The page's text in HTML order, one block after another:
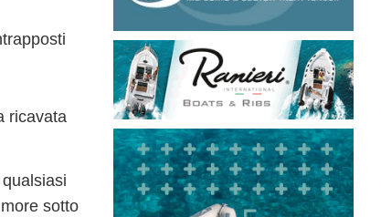
ricavata
sotto